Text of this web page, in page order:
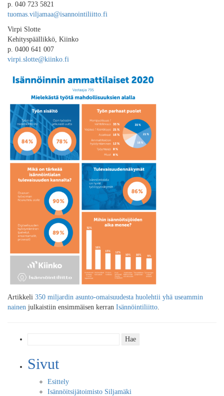
p. 040 723 5821
tuomas.viljamaa@isannointiliitto.fi
Virpi Slotte
Kehityspäällikkö, Kiinko
p. 0400 641 007
virpi.slotte@kiinko.fi
Artikkeli 350 miljardin asunto-omaisuudesta huolehtii yhä useammin
nainen julkaistiin ensimmäisen kerran Isännöintiliitto.
Sivut
Esittely
Isännöitsijätoimisto Siljamäki